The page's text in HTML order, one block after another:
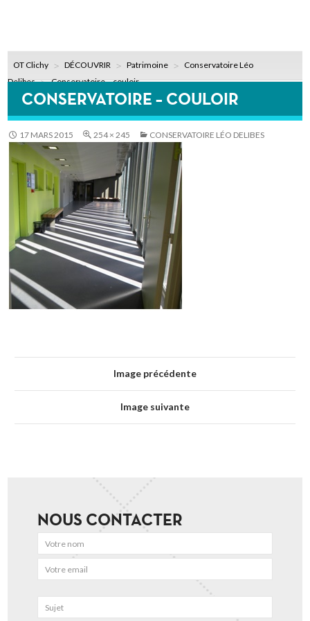
OT Clichy DÉCOUVRIR Patrimoine
Conservatoire Léo
Delibes
Conservatoire – couloir
CONSERVATOIRE – COULOIR
17 MARS 2015 254 × 245 CONSERVATOIRE LÉO DELIBES
Image précédente
Image suivante
NOUS CONTACTER